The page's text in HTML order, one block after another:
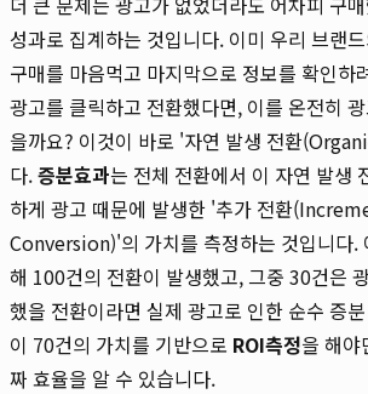
성과로 집계하는 것입니다. 이미 우리 브랜
구매를 마음먹고 마지막으로 정보를 확인하
광고를 클릭하고 전환했다면, 이를 온전히
을까요? 이것이 바로 '자연 발생 전환
다.증분효과는 전체 전환에서 이 자연 발생
하게 광고 때문에 발생한 '추가 전환
Conversion)'의 가치를 측정하는 것입니다.
해 100건의 전환이 발생했고, 그중 30건은
했을 전환이라면 실제 광고로 인한 순수 증
이 70건의 가치를 기반으로 ROI측정을 해야
짜 효율을 알 수 있습니다.